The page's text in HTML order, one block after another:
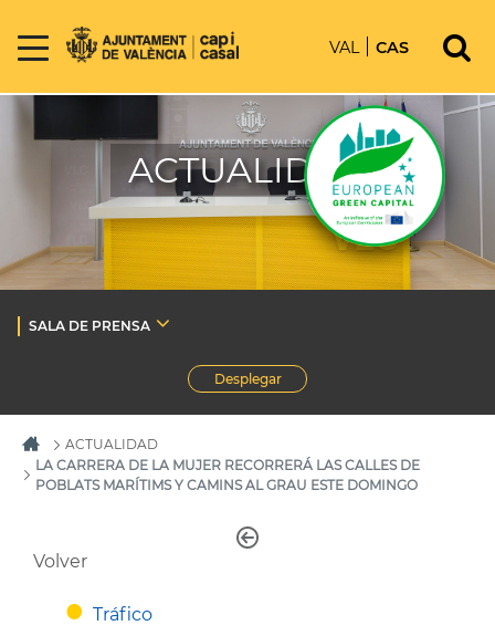
VAL CAS
ACTUALIDAD
SALA DE PRENSA
Desplegar
ACTUALIDAD
LA CARRERA DE LA MUJER RECORRERÁ LAS CALLES DE
POBLATS MARÍTIMS Y CAMINS AL GRAU ESTE DOMINGO
Volver
Tráfico